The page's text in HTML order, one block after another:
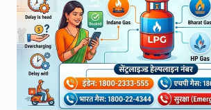
e
a
t
er